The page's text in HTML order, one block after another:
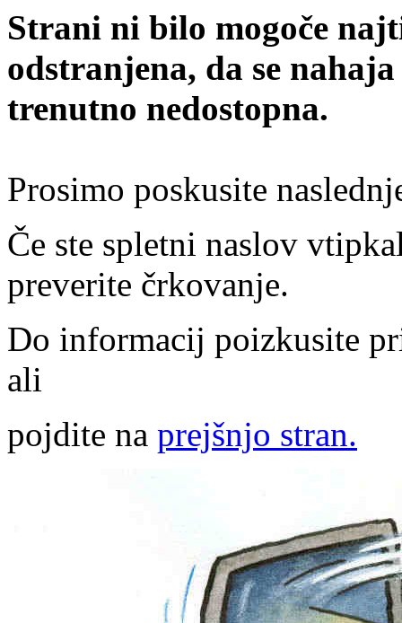
Strani ni bilo mogoče
odstranjena, da se
trenutno nedostopna.
Prosimo poskusite
Če ste spletni naslov
preverite črkovanje.
Do informacij poizkusite
ali
pojdite na prejšnjo stran.